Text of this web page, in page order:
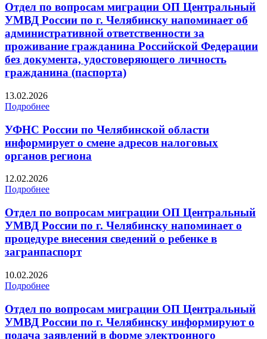
Отдел по вопросам миграции ОП Центральный
УМВД России по г. Челябинску напоминает об
административной ответственности за
проживание гражданина Российской Федерации
без документа, удостоверяющего личность
гражданина (паспорта)
13.02.2026
Подробнее
УФНС России по Челябинской области
информирует о смене адресов налоговых
органов региона
12.02.2026
Подробнее
Отдел по вопросам миграции ОП Центральный
УМВД России по г. Челябинску напоминает о
процедуре внесения сведений о ребенке в
загранпаспорт
10.02.2026
Подробнее
Отдел по вопросам миграции ОП Центральный
УМВД России по г. Челябинску информируют о
подача заявлений в форме электронного